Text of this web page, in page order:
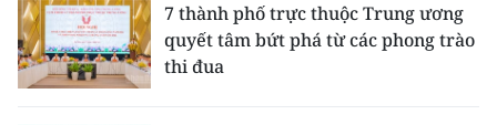
7 thành phố trực thuộc Trung ương
quyết tâm bứt phá từ các phong trào
thi đua